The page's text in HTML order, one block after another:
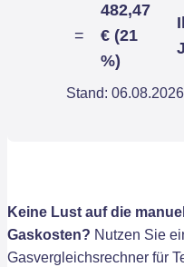
=
482,47
€ (21
%)
Stand: 06.08.2026
Keine Lust auf die
Gaskosten? Nutzen Sie
Gasvergleichsrechner für